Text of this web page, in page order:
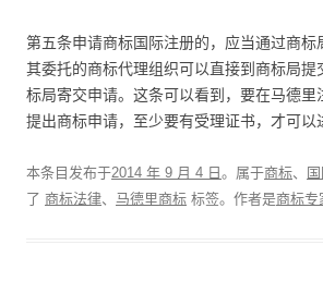
第五条申请商标国际注册的，应当通过商标
其委托的商标代理组织可以直接到商标局提
标局寄交申请。这条可以看到，要在马德里
提出商标申请，至少要有受理证书，才可以
本条目发布于2014 年 9 月 4 日 。属于商标、
了 商标法律、 马德里商标 标签。 作者是商标专